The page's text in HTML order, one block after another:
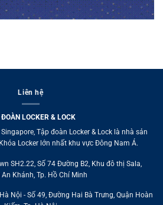
Liên hệ
LOCKER & LOCK
Tập đoàn Locker & Lock là nhà sản
Locker lớn nhất khu vực Đông Nam Á.
SH2.22, Số 74 Đường B2, Khu đô thị Sala,
Khánh, Tp. Hồ Chí Minh
Nội - Số 49, Đường Hai Bà Trưng, Quận Hoàn